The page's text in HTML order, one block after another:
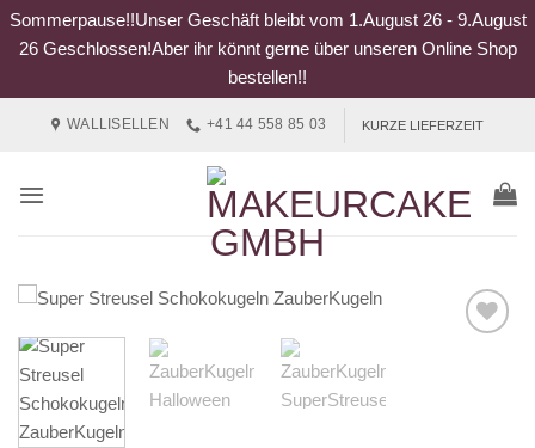
Sommerpause!!Unser Geschäft bleibt vom 1.August 26 - 9.August
26 Geschlossen!Aber ihr könnt gerne über unseren Online Shop
bestellen!!
WALLISELLEN +41 44 558 85 03 KURZE LIEFERZEIT